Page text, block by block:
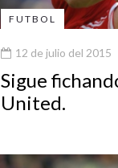
FUTBOL
12 de julio del 2015
Sigue
United.